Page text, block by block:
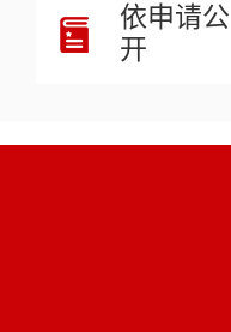
依申请公
开